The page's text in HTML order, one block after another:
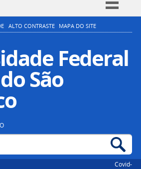
Simplifique!
Participe
Acesso à informação
Legislação
ALTO CONTRASTE MAPA DO SITE
Federal
São
Covid-